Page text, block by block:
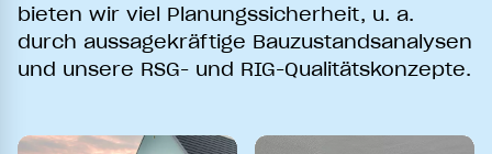
bieten wir viel Planungssicherheit, u. a.
durch aussagekräftige Bauzustandsanalysen
und unsere RSG- und RIG-Qualitätskonzepte.